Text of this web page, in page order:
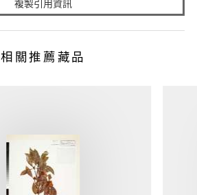
相關推薦藏品